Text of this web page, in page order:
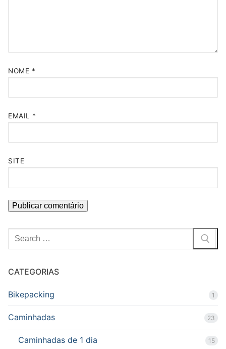
NOME *
EMAIL *
SITE
Pesquisar
por:
CATEGORIAS
Bikepacking 1
Caminhadas 23
Caminhadas de 1 dia 15